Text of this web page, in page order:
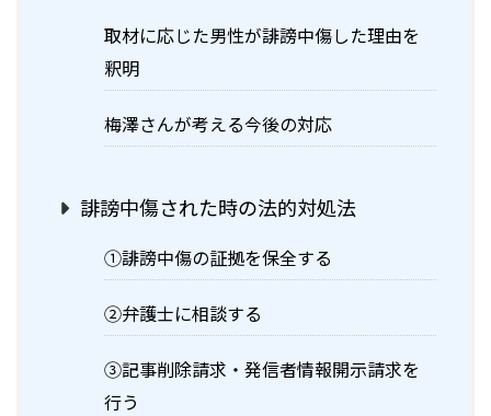
取材に応じた男性が誹謗中傷した理由を
釈明
梅澤さんが考える今後の対応
誹謗中傷された時の法的対処法
①誹謗中傷の証拠を保全する
②弁護士に相談する
③記事削除請求・発信者情報開示請求を
行う